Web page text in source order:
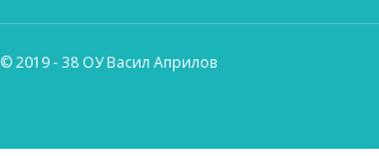
© 2019 - 38 ОУ Васил Априлов